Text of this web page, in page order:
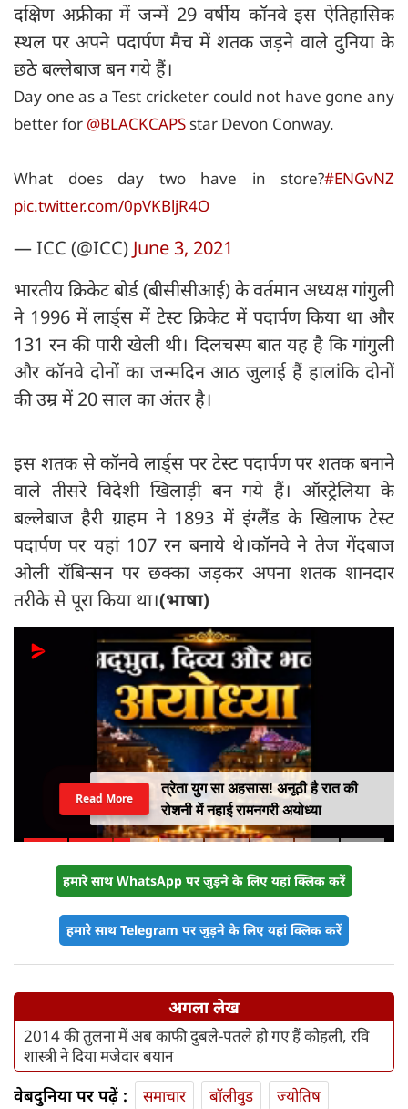
दक्षिण अफ्रीका में जन्में 29 वर्षीय कॉनवे इस ऐतिहासिक
स्थल पर अपने पदार्पण मैच में शतक जड़ने वाले दुनिया के
छठे बल्लेबाज बन गये हैं।
Day one as a Test cricketer could not have gone any
better for @BLACKCAPS star Devon Conway.
What does day two have in store?#ENGvNZ
pic.twitter.com/0pVKBljR4O
— ICC (@ICC) June 3, 2021
भारतीय क्रिकेट बोर्ड (बीसीसीआई) के वर्तमान अध्यक्ष गांगुली
ने 1996 में लार्ड्स में टेस्ट क्रिकेट में पदार्पण किया था और
131 रन की पारी खेली थी। दिलचस्प बात यह है कि गांगुली
और कॉनवे दोनों का जन्मदिन आठ जुलाई हैं हालांकि दोनों
की उम्र में 20 साल का अंतर है।
इस शतक से कॉनवे लार्ड्स पर टेस्ट पदार्पण पर शतक बनाने
वाले ​तीसरे विदेशी खिलाड़ी बन गये हैं। ऑस्ट्रेलिया के
बल्लेबाज हैरी ग्राहम ने 1893 में इंग्लैंड के खिलाफ टेस्ट
पदार्पण पर यहां 107 रन बनाये थे।कॉनवे ने तेज गेंदबाज
ओली रॉबिन्सन पर छक्का जड़कर अपना शतक शानदार
तरीके से पूरा किया था।(भाषा)
त्रेता युग सा अहसास! अनूठी है रात की
रोशनी में नहाई रामनगरी अयोध्या
Read More
हमारे साथ WhatsApp पर जुड़ने के लिए यहां क्लिक करें
हमारे साथ Telegram पर जुड़ने के लिए यहां क्लिक करें
अगला लेख
2014 की तुलना में अब काफी दुबले-पतले हो गए हैं कोहली, रवि
शास्त्री ने दिया मजेदार बयान
वेबदुनिया पर पढ़ें : समाचार बॉलीवुड
ज्योतिष